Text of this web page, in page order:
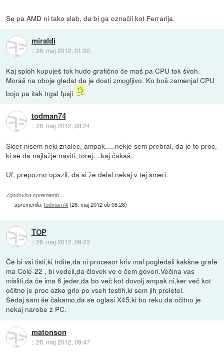
Se pa AMD ni tako slab, da bi ga označil kot Ferrarija.
miraldi
::26. maj 2012, 01:20
Kaj sploh kupuješ tok hudo grafično če maš pa CPU tok švoh.
Moraš na oboje gledat da je dosti zmogljivo. Ko boš zamenjal CPU
bojo pa itak trgal fpsji
todman74
::26. maj 2012, 08:24
Sicer nisem neki znalec, ampak.....nekje sem prebral, da je to proc,
ki se da najlažje naviti, torej....kaj čakaš.
Uf, prepozno opazil, da si že delal nekaj v tej smeri.
Zgodovina sprememb…
spremenilo:todman74(26. maj 2012 ob 08:28)
TOP
::26. maj 2012, 09:23
Če bi vsi tisti,ki trdite,da ni procesor kriv mal pogledali kakšne grafe
ma Cole-22 , bi vedeli,da človek ve o čem govori.Večina vas
misliti,da če ima 6 jeder,da bo več kot dovolj ampak ni,ker več kot
očitno je proc ozko grlo po vseh testih,ki sem jih preletel.
Sedaj sam še čakamo,da se oglasi X45,ki bo reku da očitno je
nekaj narobe z PC.
matonson
::26. maj 2012, 09:47